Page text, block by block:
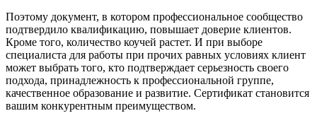
Поэтому документ, в котором профессиональное сообщество
подтвердило квалификацию, повышает доверие клиентов.
Кроме того, количество коучей растет. И при выборе
специалиста для работы при прочих равных условиях клиент
может выбрать того, кто подтверждает серьезность своего
подхода, принадлежность к профессиональной группе,
качественное образование и развитие. Сертификат становится
вашим конкурентным преимуществом.